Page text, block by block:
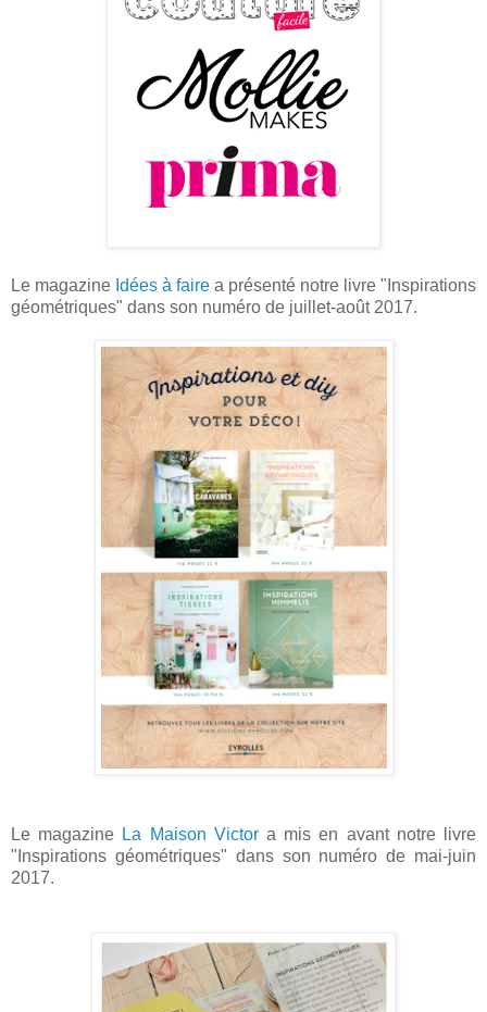
Le magazine Idées à faire a présenté notre livre "Inspirations
géométriques" dans son numéro de juillet-août 2017.
Le magazine La Maison Victora mis en avant notre livre
"Inspirations géométriques" dans son numéro de mai-juin
2017.